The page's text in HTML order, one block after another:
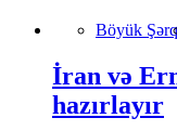
Böyük
İran və
hazırlayır